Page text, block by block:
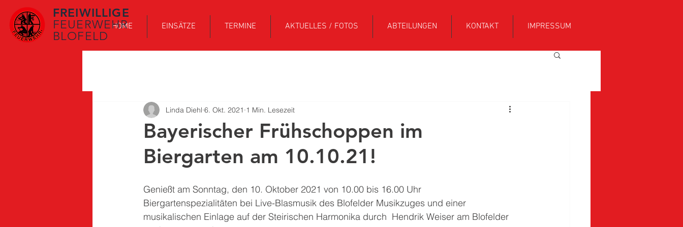
FREIWILLIGE
FEUERWEHR
BLOFELD
HOME EINSÄTZE TERMINE AKTUELLES / FOTOS ABTEILUNGEN KONTAKT IMPRESSUM
Bayerischer Frühschoppen im
Biergarten am 10.10.21!
Linda Diehl 6. Okt. 2021 1 Min. Lesezeit
Genießt am Sonntag, den 10. Oktober 2021 von 10.00 bis 16.00 Uhr
Biergartenspezialitäten bei Live-Blasmusik des Blofelder Musikzuges und einer
musikalischen Einlage auf der Steirischen Harmonika durch  Hendrik Weiser am Blofelder